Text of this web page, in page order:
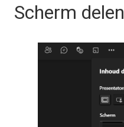
Scherm delen